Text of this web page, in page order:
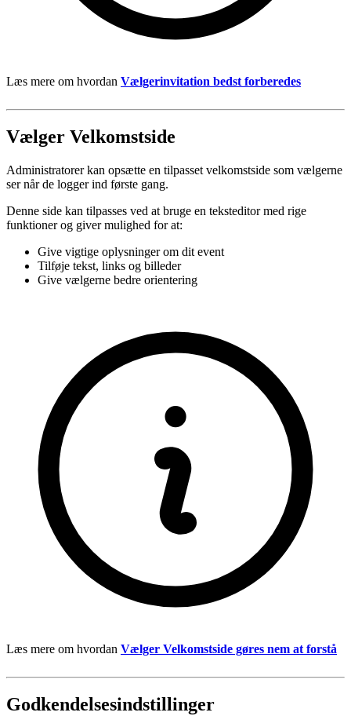
Læs mere om hvordan Vælgerinvitation bedst forberedes
Vælger Velkomstside
Administratorer kan opsætte en tilpasset velkomstside som vælgerne
ser når de logger ind første gang.
Denne side kan tilpasses ved at bruge en teksteditor med rige
funktioner og giver mulighed for at:
Give vigtige oplysninger om dit event
Tilføje tekst, links og billeder
Give vælgerne bedre orientering
Læs mere om hvordan Vælger Velkomstside gøres nem at forstå
Godkendelsesindstillinger